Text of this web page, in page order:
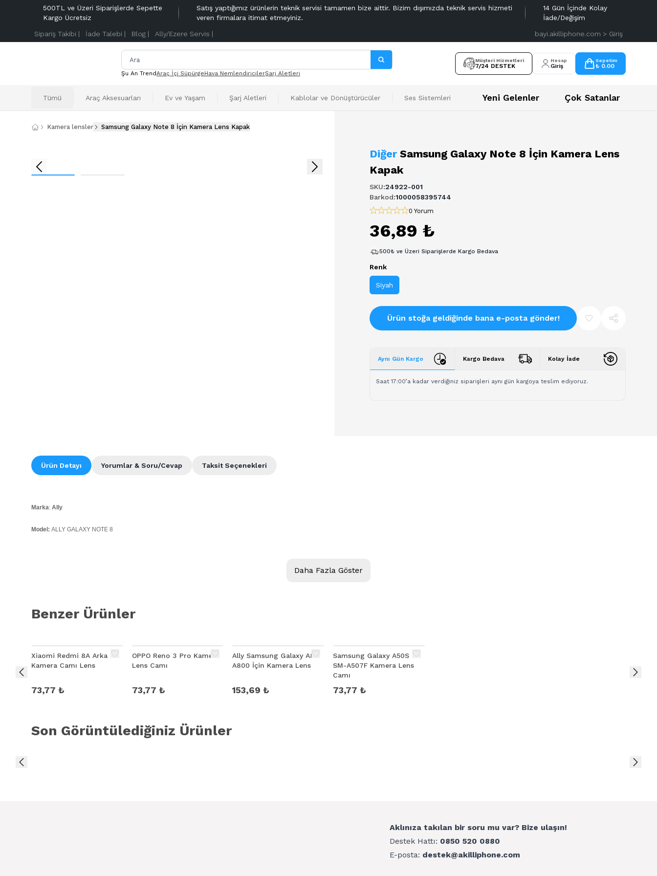
500TL ve Üzeri Siparişlerde Sepette
Kargo Ücretsiz
Satış yaptığımız ürünlerin teknik servisi tamamen bize aittir. Bizim dışımızda teknik servis hizmeti
veren firmalara itimat etmeyiniz.
14 Gün İçinde Kolay
İade/Değişim
Sipariş Takibi | İade Talebi | Blog | Ally/Ezere Servis | bayi.akilliphone.com > Giriş
Şu An TrendAraç İçi SüpürgeHava NemlendiricilerŞarj Aletleri
Müşteri Hizmetleri
7/24 DESTEK
Hesap
Giriş
Sepetim
₺ 0.00
Tümü Araç Aksesuarları Ev ve Yaşam Şarj Aletleri Kablolar ve Dönüştürücüler Ses Sistemleri Yeni Gelenler Çok Satanlar
Kamera lensler Samsung Galaxy Note 8 İçin Kamera Lens Kapak
Diğer Samsung Galaxy Note 8 İçin Kamera Lens
Kapak
SKU:24922-001
Barkod:1000058395744
0 Yorum
36,89 ₺
500₺ ve Üzeri Siparişlerde Kargo Bedava
Renk
Siyah
Ürün stoğa geldiğinde bana e-posta gönder!
Aynı Gün Kargo Kargo Bedava Kolay İade
Saat 17:00’a kadar verdiğiniz siparişleri aynı gün kargoya teslim ediyoruz.
Ürün Detayı Taksit Seçenekleri
Yorumlar & Soru/Cevap
Marka: Ally
Model: ALLY GALAXY NOTE 8
Daha Fazla Göster
Benzer Ürünler
Xiaomi Redmi 8A Arka
Kamera Camı Lens
73,77 ₺
OPPO Reno 3 Pro Kamera
Lens Camı
73,77 ₺
Ally Samsung Galaxy A8
A800 İçin Kamera Lens
153,69 ₺
Samsung Galaxy A50S
SM-A507F Kamera Lens
Camı
73,77 ₺
Son Görüntülediğiniz Ürünler
Aklınıza takılan bir soru mu var? Bize ulaşın!
Destek Hattı: 0850 520 0880
E-posta: destek@akilliphone.com